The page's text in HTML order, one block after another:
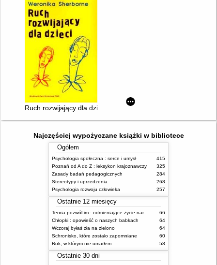
Ruch rozwijający dla dzieci
Najczęściej wypożyczane książki w bibliotece
Ogółem
Psychologia społeczna : serce i umysł
415
Poznań od A do Z : leksykon krajoznawczy
325
Zasady badań pedagogicznych
284
Stereotypy i uprzedzenia
268
Psychologia rozwoju człowieka
257
Ostatnie 12 miesięcy
Teoria pozwól im : odmieniające życie narzędzie, o którym mówią miliony ludzi
66
Chłopki : opowieść o naszych babkach
64
Wczoraj byłaś zła na zielono
64
Schronisko, które zostało zapomniane
60
Rok, w którym nie umarłem
58
Ostatnie 30 dni